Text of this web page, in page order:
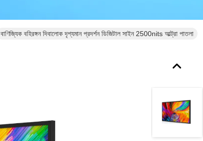
বাণিজ্যিক বহিরঙ্গন দিবালোক দৃশ্যমান প্রদর্শন ডিজিটাল সাইন 2500nits আল্ট্রা পাতলা